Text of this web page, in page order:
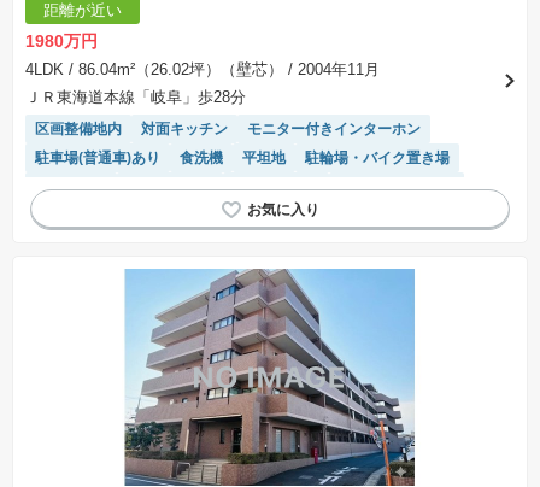
距離が近い
1980万円
4LDK / 86.04m²（26.02坪）（壁芯）
/ 2004年11月
ＪＲ東海道本線「岐阜」歩28分
区画整備地内 対面キッチン
モニター付きインターホン
駐車場(普通車)あり
食洗機 平坦地
駐輪場・バイク置き場
ペット相談
温水洗浄便座 宅配ボックス
システムキッチン
陽当り良好